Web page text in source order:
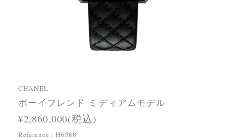
CHANEL
ボーイフレンド ミディアムモデル
¥2,860,000(税込)
Reference : H6588